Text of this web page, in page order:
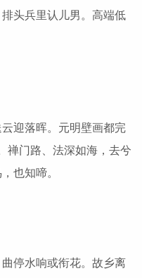
头兵里认儿男。高端低
迎落晖。元明壁画都完
禅门路、法深如海，去兮
也知啼。
停水响或衔花。故乡离